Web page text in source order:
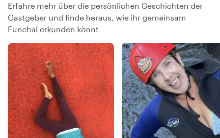
Erfahre mehr über die persönlichen Geschichten der
Gastgeber und finde heraus, wie ihr gemeinsam
Funchal erkunden könnt